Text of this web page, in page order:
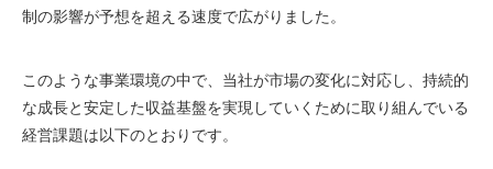
制の影響が予想を超える速度で広がりました。
このような事業環境の中で、当社が市場の変化に対応し、持続的
な成長と安定した収益基盤を実現していくために取り組んでいる
経営課題は以下のとおりです。